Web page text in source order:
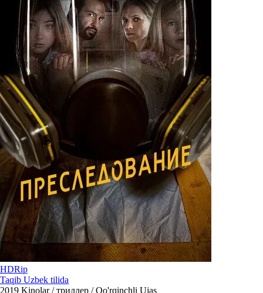
HDRip
Taqib Uzbek tilida
2019 Kinolar / триллер / Qo'rqinchli Ujas